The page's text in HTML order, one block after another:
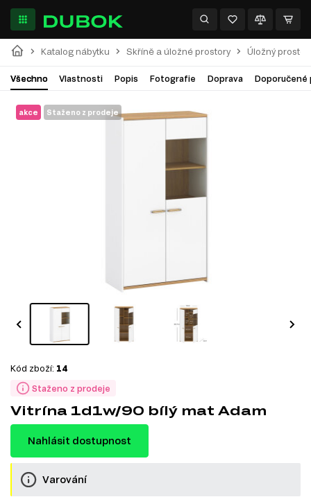
Katalog nábytku Skříně a úložné prostory Úložný prostor
Všechno Vlastnosti Popis Fotografie Doprava Doporučené
akce Staženo z prodeje
Staženo z prodeje
Kód zboží: 14
Vitrína 1d1w/90 bílý mat Adam
Nahlásit dostupnost
Varování